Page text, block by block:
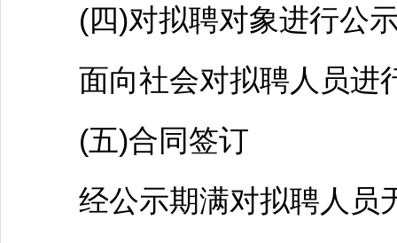
(四)对拟聘对象进行公
面向社会对拟聘人员进
(五)合同签订
经公示期满对拟聘人员